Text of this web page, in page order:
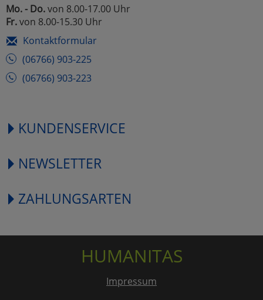
Mo. - Do.von 8.00-17.00 Uhr
Fr.von 8.00-15.30 Uhr
Kontaktformular
(06766) 903-225
(06766) 903-223
KUNDENSERVICE
NEWSLETTER
ZAHLUNGSARTEN
HUMANITAS
Impressum